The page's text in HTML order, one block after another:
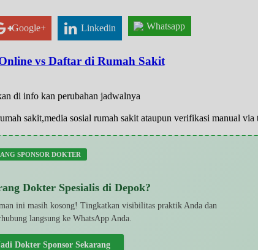
Google+ Linkedin Whatsapp
vs Daftar di Rumah Sakit
di info kan perubahan jadwalnya
sakit,media sosial rumah sakit ataupun verifikasi manual
SPONSOR DOKTER
Dokter Spesialis di Depok?
ini masih kosong! Tingkatkan visibilitas praktik Anda dan
langsung ke WhatsApp Anda.
Dokter Sponsor Sekarang